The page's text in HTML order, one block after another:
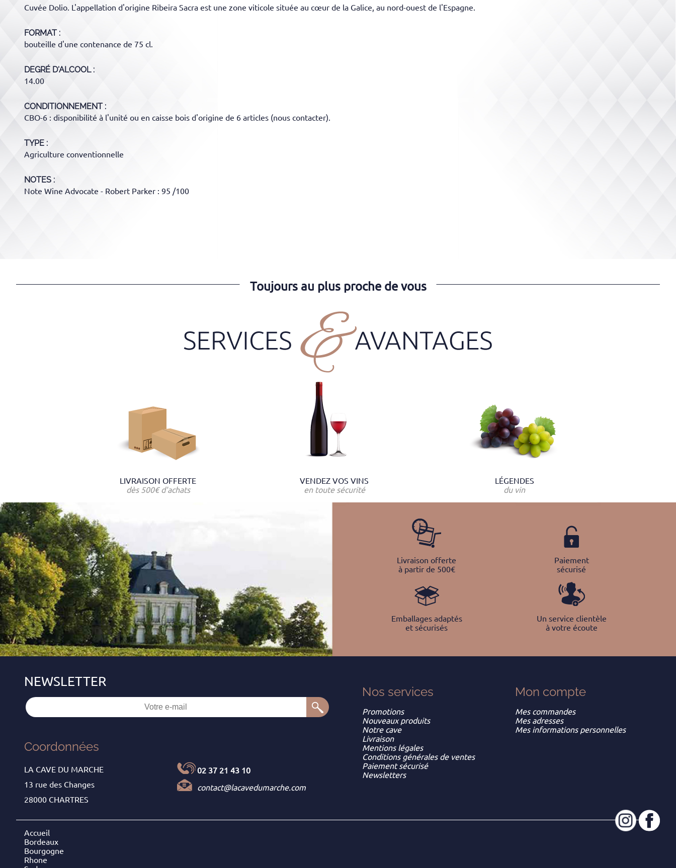
Cuvée Dolio. L'appellation d'origine Ribeira Sacra est une zone viticole située au cœur de la Galice, au nord-ouest de l'Espagne.
FORMAT
bouteille d'une contenance de 75 cl.
DEGRÉ D'ALCOOL
14.00
CONDITIONNEMENT
CBO-6 : disponibilité à l'unité ou en caisse bois d'origine de 6 articles (nous contacter).
TYPE
Agriculture conventionnelle
NOTES :
Note Wine Advocate - Robert Parker : 95 /100
Toujours au plus proche de vous
LIVRAISON OFFERTE
dès 500€ d'achats
VENDEZ VOS VINS
en toute sécurité
LÉGENDES
du vin
Livraison offerte
à partir de 500€
Paiement
sécurisé
Emballages adaptés
et sécurisés
Un service clientèle
à votre écoute
Coordonnées
LA CAVE DU MARCHE
13 rue des Changes
28000 CHARTRES
02 37 21 43 10
contact@lacavedumarche.com
Nos services
Promotions
Nouveaux produits
Notre cave
Livraison
Mentions légales
Conditions générales de ventes
Paiement sécurisé
Newsletters
Mon compte
Mes commandes
Mes adresses
Mes informations personnelles
Accueil
Bordeaux
Bourgogne
Rhone